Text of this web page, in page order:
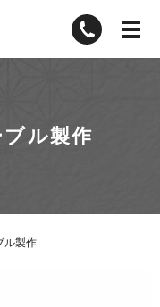
ル製作
ル製作